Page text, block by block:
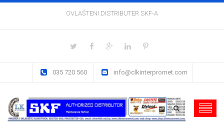
OVLAŠTENI DISTRIBUTER SKF-A
035 720 560 info@clkinterpromet.com